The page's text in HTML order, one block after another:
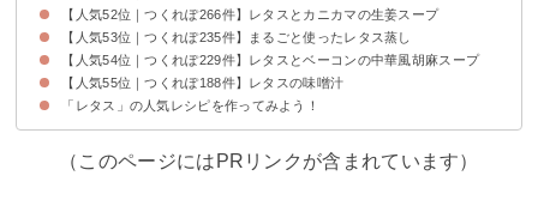
【人気52位｜つくれぽ266件】レタスとカニカマの生姜スープ
【人気53位｜つくれぽ235件】まるごと使ったレタス蒸し
【人気54位｜つくれぽ229件】レタスとベーコンの中華風胡麻スープ
【人気55位｜つくれぽ188件】レタスの味噌汁
「レタス」の人気レシピを作ってみよう！
（このページにはPRリンクが含まれています）